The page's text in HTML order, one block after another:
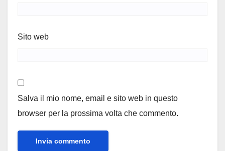
Sito web
Salva il mio nome, email e sito web in questo
browser per la prossima volta che commento.